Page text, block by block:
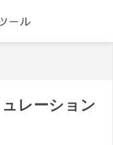
レーション